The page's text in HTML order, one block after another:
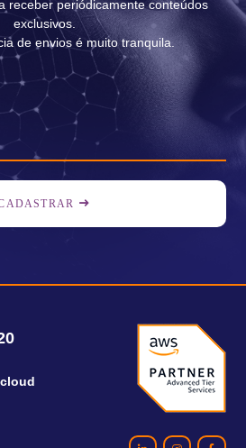
receber periódicamente conteúdos
exclusivos.
de envios é muito tranquila.